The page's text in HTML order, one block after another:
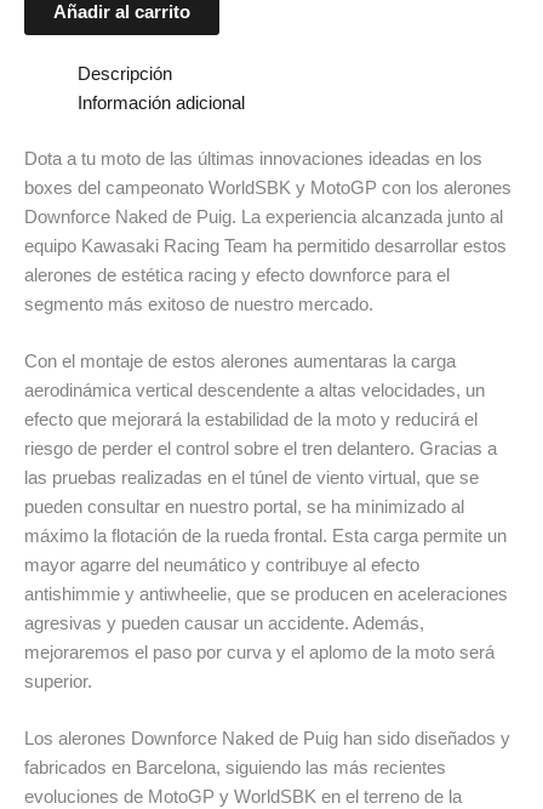
Añadir al carrito
Descripción
Información adicional
Dota a tu moto de las últimas innovaciones ideadas en los
boxes del campeonato WorldSBK y MotoGP con los alerones
Downforce Naked de Puig. La experiencia alcanzada junto al
equipo Kawasaki Racing Team ha permitido desarrollar estos
alerones de estética racing y efecto downforce para el
segmento más exitoso de nuestro mercado.
Con el montaje de estos alerones aumentaras la carga
aerodinámica vertical descendente a altas velocidades, un
efecto que mejorará la estabilidad de la moto y reducirá el
riesgo de perder el control sobre el tren delantero. Gracias a
las pruebas realizadas en el túnel de viento virtual, que se
pueden consultar en nuestro portal, se ha minimizado al
máximo la flotación de la rueda frontal. Esta carga permite un
mayor agarre del neumático y contribuye al efecto
antishimmie y antiwheelie, que se producen en aceleraciones
agresivas y pueden causar un accidente. Además,
mejoraremos el paso por curva y el aplomo de la moto será
superior.
Los alerones Downforce Naked de Puig han sido diseñados y
fabricados en Barcelona, siguiendo las más recientes
evoluciones de MotoGP y WorldSBK en el terreno de la